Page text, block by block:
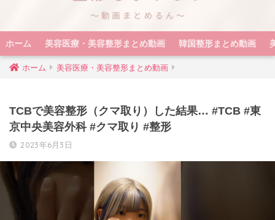
ホーム 美容医療・美容整形まとめ動画 韓国整形まとめ動画
ホーム 美容医療・美容整形まとめ動画
TCBで美容整形（クマ取り）した結果… #TCB #東
京中央美容外科 #クマ取り #整形
2023年6月3日